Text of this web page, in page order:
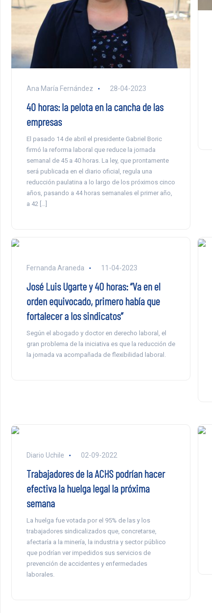
Ana María Fernández 28-04-2023
40 horas: la pelota en la cancha de las
empresas
El pasado 14 de abril el presidente Gabriel Boric
firmó la reforma laboral que reduce la jornada
semanal de 45 a 40 horas. La ley, que prontamente
será publicada en el diario oficial, regula una
reducción paulatina a lo largo de los próximos cinco
años, pasando a 44 horas semanales el primer año,
a 42 […]
Fernanda Araneda 11-04-2023
José Luis Ugarte y 40 horas: “Va en el
orden equivocado, primero había que
fortalecer a los sindicatos”
Según el abogado y doctor en derecho laboral, el
gran problema de la iniciativa es que la reducción de
la jornada va acompañada de flexibilidad laboral.
Diario Uchile 02-09-2022
Trabajadores de la ACHS podrían hacer
efectiva la huelga legal la próxima
semana
La huelga fue votada por el 95% de las y los
trabajadores sindicalizados que, concretarse,
afectaría a la minería, la industria y sector público
que podrían ver impedidos sus servicios de
prevención de accidentes y enfermedades
laborales.